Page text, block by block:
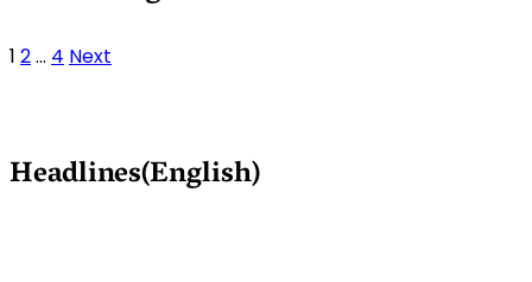
1 2… 4 Next
Headlines(English)